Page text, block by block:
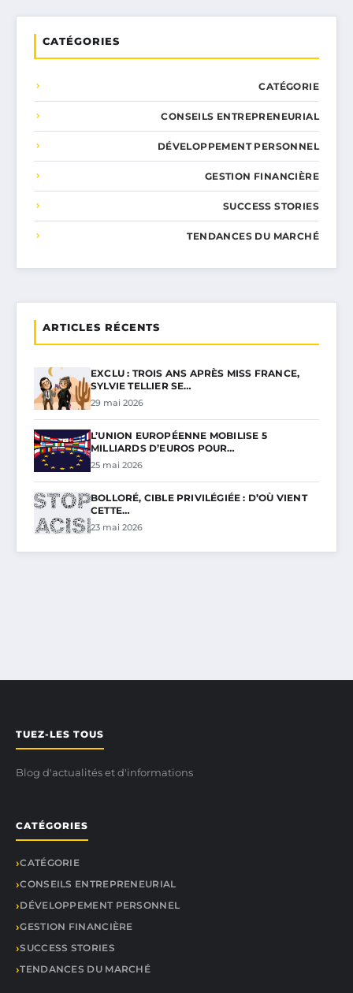
CATÉGORIES
CATÉGORIE
CONSEILS ENTREPRENEURIAL
DÉVELOPPEMENT PERSONNEL
GESTION FINANCIÈRE
SUCCESS STORIES
TENDANCES DU MARCHÉ
ARTICLES RÉCENTS
EXCLU : TROIS ANS APRÈS MISS FRANCE,
SYLVIE TELLIER SE…
29 mai 2026
L’UNION EUROPÉENNE MOBILISE 5
MILLIARDS D’EUROS POUR…
25 mai 2026
BOLLORÉ, CIBLE PRIVILÉGIÉE : D’OÙ VIENT
CETTE…
23 mai 2026
TUEZ-LES TOUS
Blog d'actualités et d'informations
CATÉGORIES
CATÉGORIE
CONSEILS ENTREPRENEURIAL
DÉVELOPPEMENT PERSONNEL
GESTION FINANCIÈRE
SUCCESS STORIES
TENDANCES DU MARCHÉ